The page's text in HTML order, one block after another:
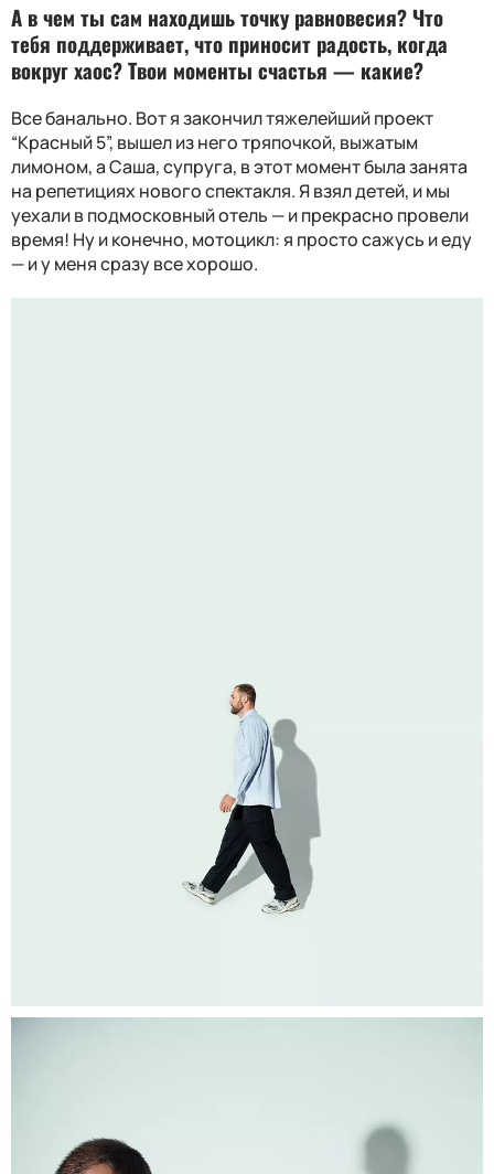
А в чем ты сам находишь точку равновесия? Что
тебя поддерживает, что приносит радость, когда
вокруг хаос? Твои моменты счастья — какие?
Все банально. Вот я закончил тяжелейший проект
“Красный 5”, вышел из него тряпочкой, выжатым
лимоном, а Саша, супруга, в этот момент была занята
на репетициях нового спектакля. Я взял детей, и мы
уехали в подмосковный отель — и прекрасно провели
время! Ну и конечно, мотоцикл: я просто сажусь и еду
— и у меня сразу все хорошо.